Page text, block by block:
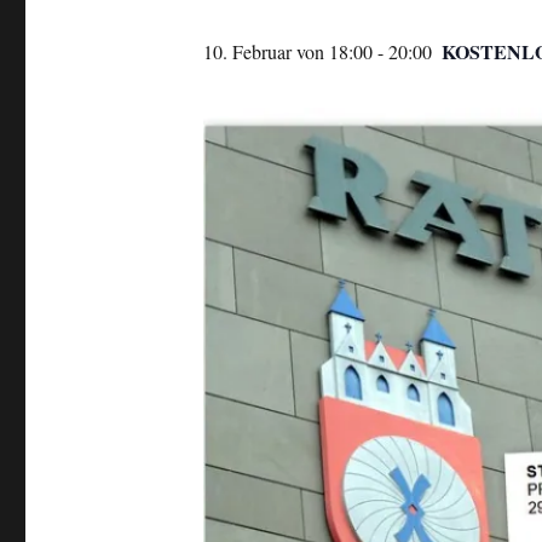
10. Februar von 18:00-20:00